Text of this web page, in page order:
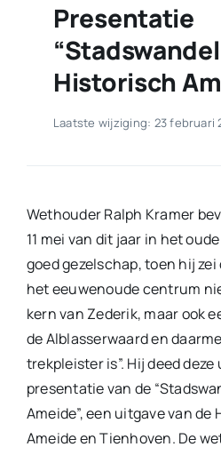
Presentatie
Historisch
Laatste wijziging: 23 februari
Wethouder Ralph Kramer
11 mei van dit jaar in het
goed gezelschap, toen hij zei
het eeuwenoude centrum
kern van Zederik, maar ook
de Alblasserwaard en
trekpleister is”. Hij deed
presentatie van de
Ameide”, een uitgave van
Ameide en Tienhoven. De